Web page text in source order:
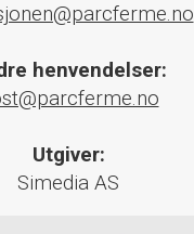
henvendelser:
Utgiver:
Simedia AS